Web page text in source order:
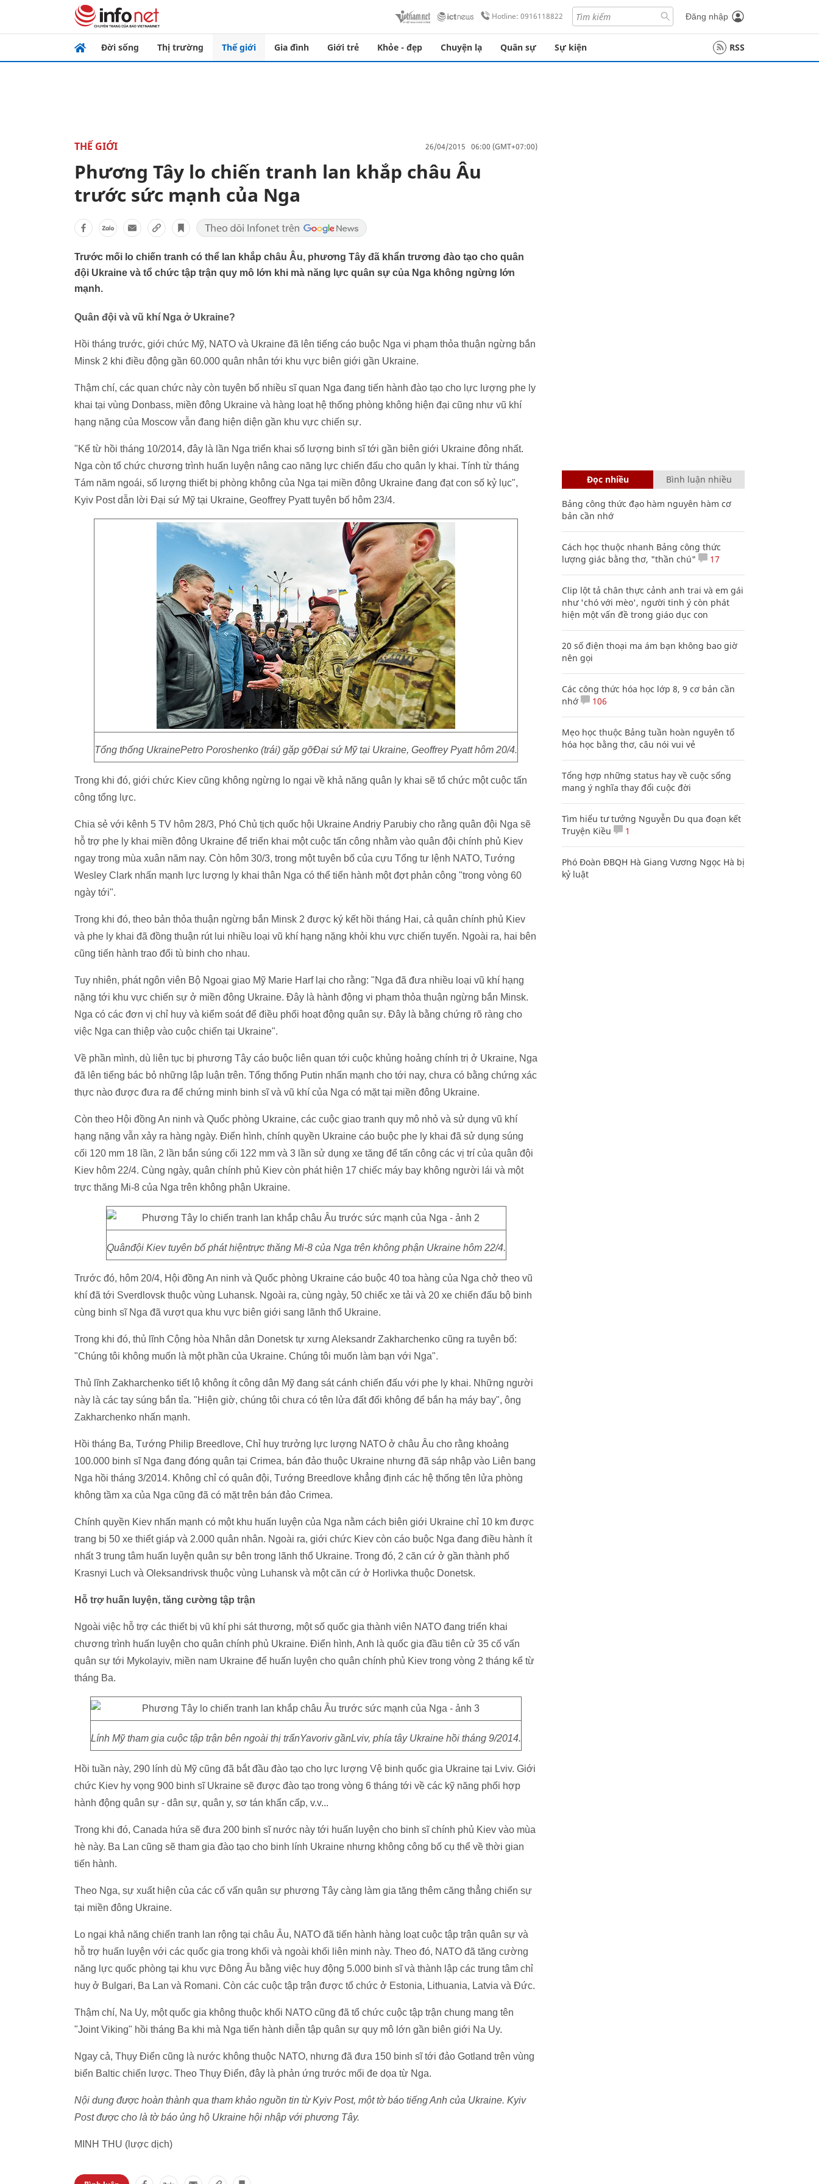
Hotline: 0916118822 Đăng nhập
Đời sống Thị trường Thế giới Gia đình Giới trẻ Khỏe - đẹp Chuyện lạ Quân sự Sự kiện RSS
THẾ GIỚI 26/04/2015 06:00 (GMT+07:00)
Phương Tây lo chiến tranh lan khắp châu Âu
trước sức mạnh của Nga
Trước mối lo chiến tranh có thể lan khắp châu Âu, phương Tây đã khẩn trương đào tạo cho quân
đội Ukraine và tổ chức tập trận quy mô lớn khi mà năng lực quân sự của Nga không ngừng lớn
mạnh.
Quân đội và vũ khí Nga ở Ukraine?
Hồi tháng trước, giới chức Mỹ, NATO và Ukraine đã lên tiếng cáo buộc Nga vi phạm thỏa thuận ngừng bắn
Minsk 2 khi điều động gần 60.000 quân nhân tới khu vực biên giới gần Ukraine.
Thậm chí, các quan chức này còn tuyên bố nhiều sĩ quan Nga đang tiến hành đào tạo cho lực lượng phe ly
khai tại vùng Donbass, miền đông Ukraine và hàng loạt hệ thống phòng không hiện đại cũng như vũ khí
hạng nặng của Moscow vẫn đang hiện diện gần khu vực chiến sự.
"Kể từ hồi tháng 10/2014, đây là lần Nga triển khai số lượng binh sĩ tới gần biên giới Ukraine đông nhất.
Nga còn tổ chức chương trình huấn luyện nâng cao năng lực chiến đấu cho quân ly khai. Tính từ tháng
Tám năm ngoái, số lượng thiết bị phòng không của Nga tại miền đông Ukraine đang đạt con số kỷ lục",
Kyiv Post dẫn lời Đại sứ Mỹ tại Ukraine, Geoffrey Pyatt tuyên bố hôm 23/4.
Tổng thống UkrainePetro Poroshenko (trái) gặp gỡĐại sứ Mỹ tại Ukraine, Geoffrey Pyatt hôm 20/4.
Trong khi đó, giới chức Kiev cũng không ngừng lo ngại về khả năng quân ly khai sẽ tổ chức một cuộc tấn
công tổng lực.
Chia sẻ với kênh 5 TV hôm 28/3, Phó Chủ tịch quốc hội Ukraine Andriy Parubiy cho rằng quân đội Nga sẽ
hỗ trợ phe ly khai miền đông Ukraine để triển khai một cuộc tấn công nhằm vào quân đội chính phủ Kiev
ngay trong mùa xuân năm nay. Còn hôm 30/3, trong một tuyên bố của cựu Tổng tư lệnh NATO, Tướng
Wesley Clark nhấn mạnh lực lượng ly khai thân Nga có thể tiến hành một đợt phản công "trong vòng 60
ngày tới".
Trong khi đó, theo bản thỏa thuận ngừng bắn Minsk 2 được ký kết hồi tháng Hai, cả quân chính phủ Kiev
và phe ly khai đã đồng thuận rút lui nhiều loại vũ khí hạng nặng khỏi khu vực chiến tuyến. Ngoài ra, hai bên
cũng tiến hành trao đổi tù binh cho nhau.
Tuy nhiên, phát ngôn viên Bộ Ngoại giao Mỹ Marie Harf lại cho rằng: "Nga đã đưa nhiều loại vũ khí hạng
nặng tới khu vực chiến sự ở miền đông Ukraine. Đây là hành động vi phạm thỏa thuận ngừng bắn Minsk.
Nga có các đơn vị chỉ huy và kiểm soát để điều phối hoạt động quân sự. Đây là bằng chứng rõ ràng cho
việc Nga can thiệp vào cuộc chiến tại Ukraine".
Về phần mình, dù liên tục bị phương Tây cáo buộc liên quan tới cuộc khủng hoảng chính trị ở Ukraine, Nga
đã lên tiếng bác bỏ những lập luận trên. Tổng thống Putin nhấn mạnh cho tới nay, chưa có bằng chứng xác
thực nào được đưa ra để chứng minh binh sĩ và vũ khí của Nga có mặt tại miền đông Ukraine.
Còn theo Hội đồng An ninh và Quốc phòng Ukraine, các cuộc giao tranh quy mô nhỏ và sử dụng vũ khí
hạng nặng vẫn xảy ra hàng ngày. Điển hình, chính quyền Ukraine cáo buộc phe ly khai đã sử dụng súng
cối 120 mm 18 lần, 2 lần bắn súng cối 122 mm và 3 lần sử dụng xe tăng để tấn công các vị trí của quân đội
Kiev hôm 22/4. Cùng ngày, quân chính phủ Kiev còn phát hiện 17 chiếc máy bay không người lái và một
trực thăng Mi-8 của Nga trên không phận Ukraine.
Quânđội Kiev tuyên bố phát hiệntrực thăng Mi-8 của Nga trên không phận Ukraine hôm 22/4.
Trước đó, hôm 20/4, Hội đồng An ninh và Quốc phòng Ukraine cáo buộc 40 toa hàng của Nga chở theo vũ
khí đã tới Sverdlovsk thuộc vùng Luhansk. Ngoài ra, cùng ngày, 50 chiếc xe tải và 20 xe chiến đấu bộ binh
cùng binh sĩ Nga đã vượt qua khu vực biên giới sang lãnh thổ Ukraine.
Trong khi đó, thủ lĩnh Cộng hòa Nhân dân Donetsk tự xưng Aleksandr Zakharchenko cũng ra tuyên bố:
"Chúng tôi không muốn là một phần của Ukraine. Chúng tôi muốn làm bạn với Nga".
Thủ lĩnh Zakharchenko tiết lộ không ít công dân Mỹ đang sát cánh chiến đấu với phe ly khai. Những người
này là các tay súng bắn tỉa. "Hiện giờ, chúng tôi chưa có tên lửa đất đối không để bắn hạ máy bay", ông
Zakharchenko nhấn mạnh.
Hồi tháng Ba, Tướng Philip Breedlove, Chỉ huy trưởng lực lượng NATO ở châu Âu cho rằng khoảng
100.000 binh sĩ Nga đang đóng quân tại Crimea, bán đảo thuộc Ukraine nhưng đã sáp nhập vào Liên bang
Nga hồi tháng 3/2014. Không chỉ có quân đội, Tướng Breedlove khẳng định các hệ thống tên lửa phòng
không tầm xa của Nga cũng đã có mặt trên bán đảo Crimea.
Chính quyền Kiev nhấn mạnh có một khu huấn luyện của Nga nằm cách biên giới Ukraine chỉ 10 km được
trang bị 50 xe thiết giáp và 2.000 quân nhân. Ngoài ra, giới chức Kiev còn cáo buộc Nga đang điều hành ít
nhất 3 trung tâm huấn luyện quân sự bên trong lãnh thổ Ukraine. Trong đó, 2 căn cứ ở gần thành phố
Krasnyi Luch và Oleksandrivsk thuộc vùng Luhansk và một căn cứ ở Horlivka thuộc Donetsk.
Hỗ trợ huấn luyện, tăng cường tập trận
Ngoài việc hỗ trợ các thiết bị vũ khí phi sát thương, một số quốc gia thành viên NATO đang triển khai
chương trình huấn luyện cho quân chính phủ Ukraine. Điển hình, Anh là quốc gia đầu tiên cử 35 cố vấn
quân sự tới Mykolayiv, miền nam Ukraine để huấn luyện cho quân chính phủ Kiev trong vòng 2 tháng kể từ
tháng Ba.
Lính Mỹ tham gia cuộc tập trận bên ngoài thị trấnYavoriv gầnLviv, phía tây Ukraine hồi tháng 9/2014.
Hồi tuần này, 290 lính dù Mỹ cũng đã bắt đầu đào tạo cho lực lượng Vệ binh quốc gia Ukraine tại Lviv. Giới
chức Kiev hy vọng 900 binh sĩ Ukraine sẽ được đào tạo trong vòng 6 tháng tới về các kỹ năng phối hợp
hành động quân sự - dân sự, quân y, sơ tán khẩn cấp, v.v...
Trong khi đó, Canada hứa sẽ đưa 200 binh sĩ nước này tới huấn luyện cho binh sĩ chính phủ Kiev vào mùa
hè này. Ba Lan cũng sẽ tham gia đào tạo cho binh lính Ukraine nhưng không công bố cụ thể về thời gian
tiến hành.
Theo Nga, sự xuất hiện của các cố vấn quân sự phương Tây càng làm gia tăng thêm căng thẳng chiến sự
tại miền đông Ukraine.
Lo ngại khả năng chiến tranh lan rộng tại châu Âu, NATO đã tiến hành hàng loạt cuộc tập trận quân sự và
hỗ trợ huấn luyện với các quốc gia trong khối và ngoài khối liên minh này. Theo đó, NATO đã tăng cường
năng lực quốc phòng tại khu vực Đông Âu bằng việc huy động 5.000 binh sĩ và thành lập các trung tâm chỉ
huy ở Bulgari, Ba Lan và Romani. Còn các cuộc tập trận được tổ chức ở Estonia, Lithuania, Latvia và Đức.
Thậm chí, Na Uy, một quốc gia không thuộc khối NATO cũng đã tổ chức cuộc tập trận chung mang tên
"Joint Viking" hồi tháng Ba khi mà Nga tiến hành diễn tập quân sự quy mô lớn gần biên giới Na Uy.
Ngay cả, Thụy Điển cũng là nước không thuộc NATO, nhưng đã đưa 150 binh sĩ tới đảo Gotland trên vùng
biển Baltic chiến lược. Theo Thụy Điển, đây là phản ứng trước mối đe dọa từ Nga.
Nội dung được hoàn thành qua tham khảo nguồn tin từ Kyiv Post, một tờ báo tiếng Anh của Ukraine. Kyiv
Post được cho là tờ báo ủng hộ Ukraine hội nhập với phương Tây.
MINH THU (lược dịch)
Đọc nhiều Bình luận nhiều
Bảng công thức đạo hàm nguyên hàm cơ
bản cần nhớ
Cách học thuộc nhanh Bảng công thức
lượng giác bằng thơ, "thần chú"
17
Clip lột tả chân thực cảnh anh trai và em gái
như 'chó với mèo', người tinh ý còn phát
hiện một vấn đề trong giáo dục con
20 số điện thoại ma ám bạn không bao giờ
nên gọi
Các công thức hóa học lớp 8, 9 cơ bản cần
nhớ
106
Mẹo học thuộc Bảng tuần hoàn nguyên tố
hóa học bằng thơ, câu nói vui vẻ
Tổng hợp những status hay về cuộc sống
mang ý nghĩa thay đổi cuộc đời
Tìm hiểu tư tưởng Nguyễn Du qua đoạn kết
Truyện Kiều
1
Phó Đoàn ĐBQH Hà Giang Vương Ngọc Hà bị
kỷ luật